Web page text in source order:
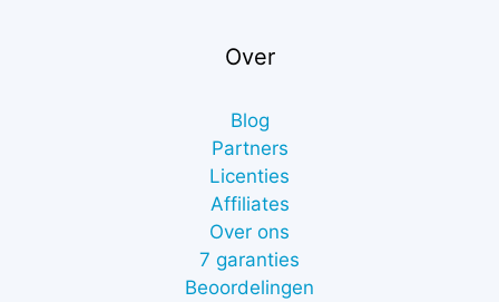
Over
Blog
Partners
Licenties
Affiliates
Over ons
7 garanties
Beoordelingen